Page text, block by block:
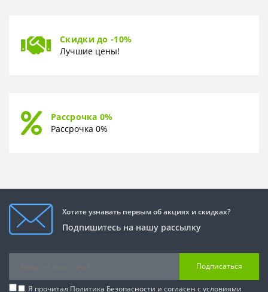
Скидки до -10%
Лучшие цены!
Рассрочка 0%
Рассрочка 0%
Хотите узнавать первым об акциях и скидках?
Подпишитесь на нашу рассылку
Подписаться
Я прочитал Политика Безопасности и согласен с условиями